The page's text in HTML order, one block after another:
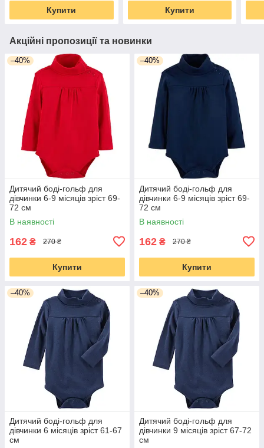
Купити Купити
Акційні пропозиції та новинки
–40%
Дитячий боді-гольф для
дівчинки 6-9 місяців зріст 69-
72 см
В наявності
162 ₴ 270 ₴
Купити
–40%
Дитячий боді-гольф для
дівчинки 6-9 місяців зріст 69-
72 см
В наявності
162 ₴ 270 ₴
Купити
–40%
Дитячий боді-гольф для
дівчинки 6 місяців зріст 61-67
см
–40%
Дитячий боді-гольф для
дівчинки 9 місяців зріст 67-72
см